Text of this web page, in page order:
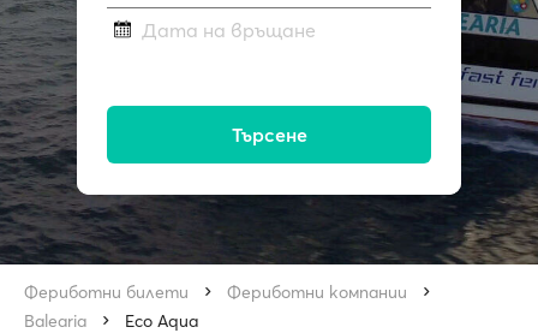
Дата на връщане
Търсене
Фериботни билети
Фериботни компании
Balearia
Eco Aqua